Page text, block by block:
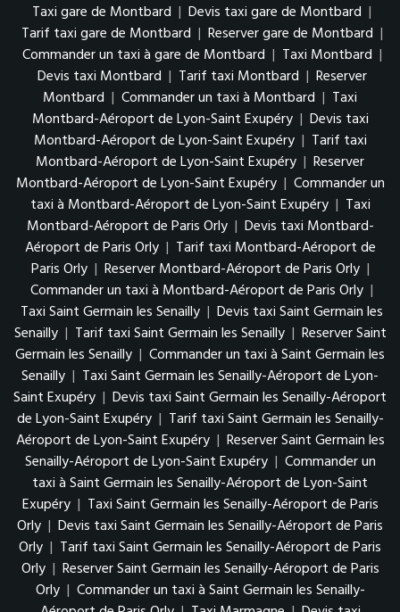
Taxi gare de Montbard | Devis taxi gare de Montbard |
Tarif taxi gare de Montbard | Reserver gare de Montbard |
Commander un taxi à gare de Montbard | Taxi Montbard |
Devis taxi Montbard | Tarif taxi Montbard | Reserver
Montbard | Commander un taxi à Montbard | Taxi
Montbard-Aéroport de Lyon-Saint Exupéry | Devis taxi
Montbard-Aéroport de Lyon-Saint Exupéry | Tarif taxi
Montbard-Aéroport de Lyon-Saint Exupéry | Reserver
Montbard-Aéroport de Lyon-Saint Exupéry | Commander un
taxi à Montbard-Aéroport de Lyon-Saint Exupéry | Taxi
Montbard-Aéroport de Paris Orly | Devis taxi Montbard-
Aéroport de Paris Orly | Tarif taxi Montbard-Aéroport de
Paris Orly | Reserver Montbard-Aéroport de Paris Orly |
Commander un taxi à Montbard-Aéroport de Paris Orly |
Taxi Saint Germain les Senailly | Devis taxi Saint Germain les
Senailly | Tarif taxi Saint Germain les Senailly | Reserver Saint
Germain les Senailly | Commander un taxi à Saint Germain les
Senailly | Taxi Saint Germain les Senailly-Aéroport de Lyon-
Saint Exupéry | Devis taxi Saint Germain les Senailly-Aéroport
de Lyon-Saint Exupéry | Tarif taxi Saint Germain les Senailly-
Aéroport de Lyon-Saint Exupéry | Reserver Saint Germain les
Senailly-Aéroport de Lyon-Saint Exupéry | Commander un
taxi à Saint Germain les Senailly-Aéroport de Lyon-Saint
Exupéry | Taxi Saint Germain les Senailly-Aéroport de Paris
Orly | Devis taxi Saint Germain les Senailly-Aéroport de Paris
Orly | Tarif taxi Saint Germain les Senailly-Aéroport de Paris
Orly | Reserver Saint Germain les Senailly-Aéroport de Paris
Orly | Commander un taxi à Saint Germain les Senailly-